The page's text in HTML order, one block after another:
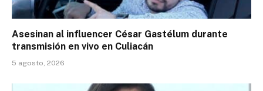
Asesinan al influencer César Gastélum durante
transmisión en vivo en Culiacán
5 agosto, 2026